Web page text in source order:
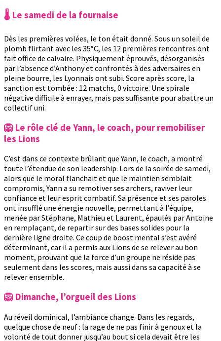
🌡️ Le samedi de la fournaise
Dès les premières volées, le ton était donné. Sous un soleil de
plomb flirtant avec les 35°C, les 12 premières rencontres ont
fait office de calvaire. Physiquement éprouvés, désorganisés
par l’absence d’Anthony et confrontés à des adversaires en
pleine bourre, les Lyonnais ont subi. Score après score, la
sanction est tombée : 12 matchs, 0 victoire. Une spirale
négative difficile à enrayer, mais pas suffisante pour abattre un
collectif uni.
🦁 Le rôle clé de Yann, le coach, pour remobiliser
les Lions
C’est dans ce contexte brûlant que Yann, le coach, a montré
toute l’étendue de son leadership. Lors de la soirée de samedi,
alors que le moral flanchait et que le maintien semblait
compromis, Yann a su remotiver ses archers, raviver leur
confiance et leur esprit combatif. Sa présence et ses paroles
ont insufflé une énergie nouvelle, permettant à l’équipe,
menée par Stéphane, Mathieu et Laurent, épaulés par Antoine
en remplaçant, de repartir sur des bases solides pour la
dernière ligne droite. Ce coup de boost mental s’est avéré
déterminant, car il a permis aux Lions de se relever au bon
moment, prouvant que la force d’un groupe ne réside pas
seulement dans les scores, mais aussi dans sa capacité à se
relever ensemble.
🦁 Dimanche, l’orgueil des Lions
Au réveil dominical, l’ambiance change. Dans les regards,
quelque chose de neuf : la rage de ne pas finir à genoux et la
volonté de tout donner jusqu’au bout si cela devait être les